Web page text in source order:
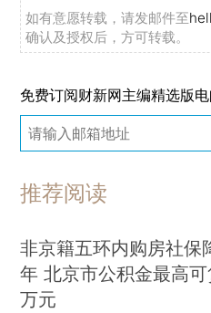
如有意愿转载，请发邮件至
确认及授权后，方可转载。
免费订阅财新网主编精选版
推荐阅读
非京籍五环内购房社保
年 北京市公积金最高
万元